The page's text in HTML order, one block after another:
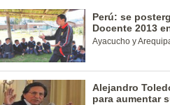
Perú: se
Docente 2013
Ayacucho y
Alejandro
para aumentar